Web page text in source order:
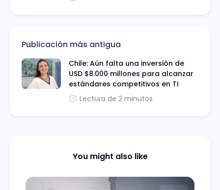
Publicación más antigua
Chile: Aún falta una inversión de
USD $8.000 millones para alcanzar
estándares competitivos en TI
Lectura de 2 minutos
You might also like